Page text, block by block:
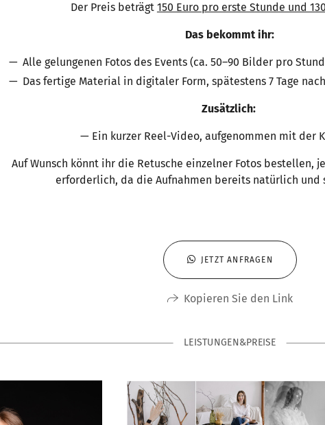
Der Preis beträgt 150 Euro pro erste Stunde und
Das bekommt ihr:
Alle gelungenen Fotos des Events (ca. 50–90 Bilder pro
Das fertige Material in digitaler Form, spätestens 7 Tage
Zusätzlich:
— Ein kurzer Reel-Video, aufgenommen mit der
Auf Wunsch könnt ihr die Retusche einzelner Fotos bestellen,
erforderlich, da die Aufnahmen bereits natürlich und
JETZT ANFRAGEN
Kopieren Sie den Link
LEISTUNGEN&PREISE